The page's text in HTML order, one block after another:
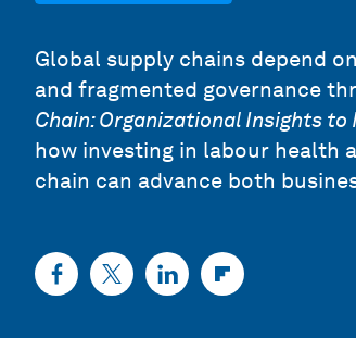
Global supply chains depend
and fragmented governance
Chain: Organizational Insights
how investing in labour health
chain can advance both